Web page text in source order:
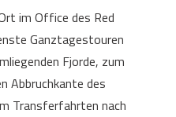
im Office des Red
Ganztagestouren
Fjorde, zum
Abbruchkante des
Transferfahrten nach